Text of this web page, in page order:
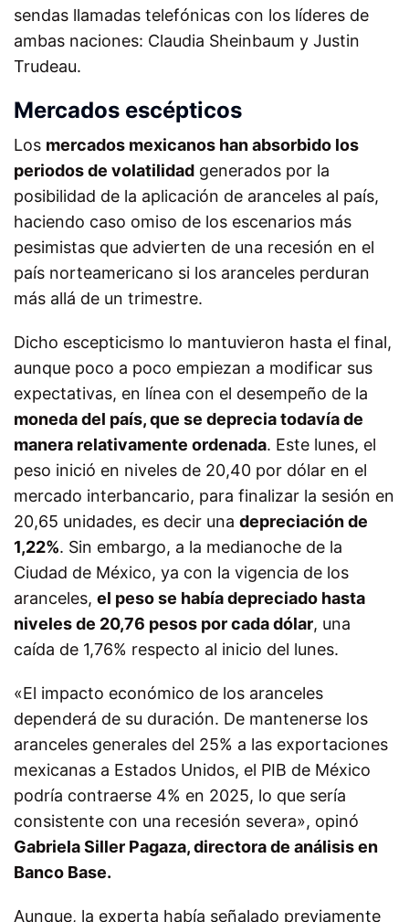
sendas llamadas telefónicas con los líderes de
ambas naciones: Claudia Sheinbaum y Justin
Trudeau.
Mercados escépticos
Los mercados mexicanos han absorbido los
periodos de volatilidad generados por la
posibilidad de la aplicación de aranceles al país,
haciendo caso omiso de los escenarios más
pesimistas que advierten de una recesión en el
país norteamericano si los aranceles perduran
más allá de un trimestre.
Dicho escepticismo lo mantuvieron hasta el final,
aunque poco a poco empiezan a modificar sus
expectativas, en línea con el desempeño de la
moneda del país, que se deprecia todavía de
manera relativamente ordenada. Este lunes, el
peso inició en niveles de 20,40 por dólar en el
mercado interbancario, para finalizar la sesión en
20,65 unidades, es decir una depreciación de
1,22%. Sin embargo, a la medianoche de la
Ciudad de México, ya con la vigencia de los
aranceles, el peso se había depreciado hasta
niveles de 20,76 pesos por cada dólar, una
caída de 1,76% respecto al inicio del lunes.
«El impacto económico de los aranceles
dependerá de su duración. De mantenerse los
aranceles generales del 25% a las exportaciones
mexicanas a Estados Unidos, el PIB de México
podría contraerse 4% en 2025, lo que sería
consistente con una recesión severa», opinó
Gabriela Siller Pagaza, directora de análisis en
Banco Base.
Aunque, la experta había señalado previamente